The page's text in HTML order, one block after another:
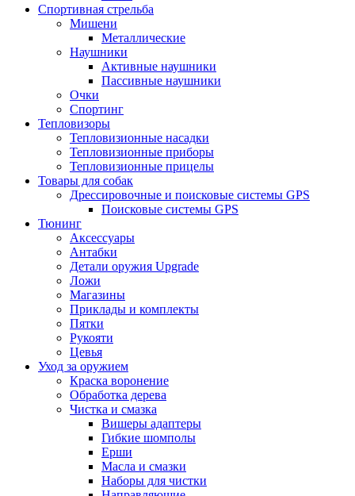
Спортивная стрельба
Мишени
Металлические
Наушники
Активные наушники
Пассивные наушники
Очки
Спортинг
Тепловизоры
Тепловизионные насадки
Тепловизионные приборы
Тепловизионные прицелы
Товары для собак
Дрессировочные и поисковые системы GPS
Поисковые системы GPS
Тюнинг
Аксессуары
Антабки
Детали оружия Upgrade
Ложи
Магазины
Приклады и комплекты
Пятки
Рукояти
Цевья
Уход за оружием
Краска воронение
Обработка дерева
Чистка и смазка
Вишеры адаптеры
Гибкие шомполы
Ерши
Масла и смазки
Наборы для чистки